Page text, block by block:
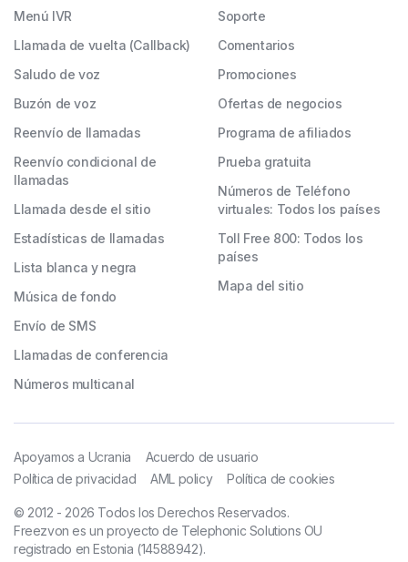
Menú IVR
Llamada de vuelta (Callback)
Saludo de voz
Buzón de voz
Reenvío de llamadas
Reenvío condicional de
llamadas
Llamada desde el sitio
Estadísticas de llamadas
Lista blanca y negra
Música de fondo
Envío de SMS
Llamadas de conferencia
Números multicanal
Soporte
Comentarios
Promociones
Ofertas de negocios
Programa de afiliados
Prueba gratuita
Números de Teléfono
virtuales: Todos los países
Toll Free 800: Todos los
países
Mapa del sitio
Apoyamos a Ucrania
Acuerdo de usuario
Política de privacidad
AML policy Política de cookies
© 2012 - 2026 Todos los Derechos Reservados.
Freezvon es un proyecto de Telephonic Solutions OU
registrado en Estonia (14588942).